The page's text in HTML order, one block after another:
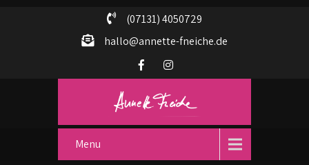
(07131) 4050729
hallo@annette-fneiche.de
Menu